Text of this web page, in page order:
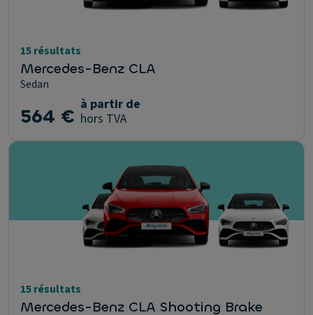
15 résultats
Mercedes-Benz CLA
Sedan
564 € à partir de
hors TVA
15 résultats
Mercedes-Benz CLA Shooting Brake